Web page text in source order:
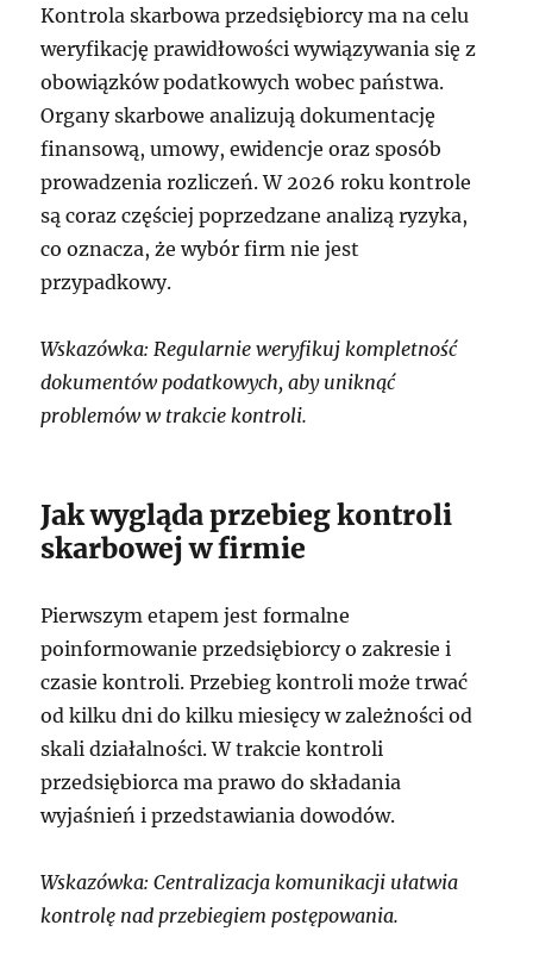
Kontrola skarbowa przedsiębiorcy ma na celu
weryfikację prawidłowości wywiązywania się z
obowiązków podatkowych wobec państwa.
Organy skarbowe analizują dokumentację
finansową, umowy, ewidencje oraz sposób
prowadzenia rozliczeń. W 2026 roku kontrole
są coraz częściej poprzedzane analizą ryzyka,
co oznacza, że wybór firm nie jest
przypadkowy.
Wskazówka: Regularnie weryfikuj kompletność
dokumentów podatkowych, aby uniknąć
problemów w trakcie kontroli.
Jak wygląda przebieg kontroli
skarbowej w firmie
Pierwszym etapem jest formalne
poinformowanie przedsiębiorcy o zakresie i
czasie kontroli. Przebieg kontroli może trwać
od kilku dni do kilku miesięcy w zależności od
skali działalności. W trakcie kontroli
przedsiębiorca ma prawo do składania
wyjaśnień i przedstawiania dowodów.
Wskazówka: Centralizacja komunikacji ułatwia
kontrolę nad przebiegiem postępowania.